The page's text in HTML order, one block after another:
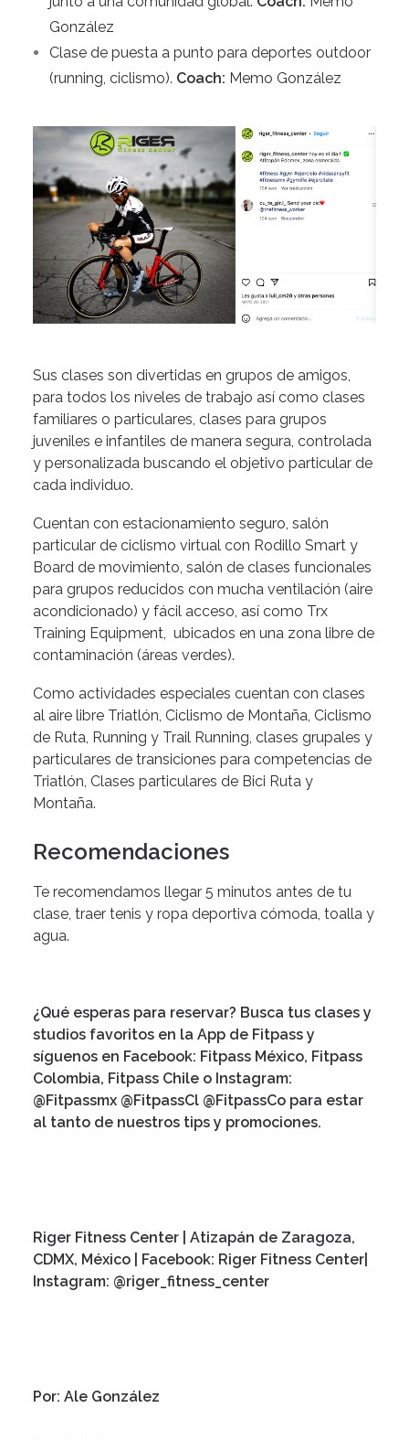
González
Clase de puesta a punto para deportes outdoor
(running, ciclismo). Coach: Memo González
Sus clases son divertidas en grupos de amigos,
para todos los niveles de trabajo así como clases
familiares o particulares, clases para grupos
juveniles e infantiles de manera segura, controlada
y personalizada buscando el objetivo particular de
cada individuo.
Cuentan con estacionamiento seguro, salón
particular de ciclismo virtual con Rodillo Smart y
Board de movimiento, salón de clases funcionales
para grupos reducidos con mucha ventilación (aire
acondicionado) y fácil acceso, así como Trx
Training Equipment, ubicados en una zona libre de
contaminación (áreas verdes).
Como actividades especiales cuentan con clases
al aire libre Triatlón, Ciclismo de Montaña, Ciclismo
de Ruta, Running y Trail Running, clases grupales y
particulares de transiciones para competencias de
Triatlón, Clases particulares de Bici Ruta y
Montaña.
Recomendaciones
Te recomendamos llegar 5 minutos antes de tu
clase, traer tenis y ropa deportiva cómoda, toalla y
agua.
¿Qué esperas para reservar? Busca tus clases y
studios favoritos en la App de Fitpass y
síguenos en Facebook: Fitpass México, Fitpass
Colombia, Fitpass Chile o Instagram:
@Fitpassmx @FitpassCl @FitpassCo para estar
al tanto de nuestros tips y promociones.
Riger Fitness Center | Atizapán de Zaragoza,
CDMX, México | Facebook: Riger Fitness Center
Instagram: @riger_fitness_center
Por: Ale González